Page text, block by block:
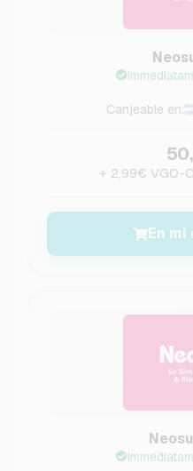
Canjeable en:
+ 2,99€ VGO-
En mi